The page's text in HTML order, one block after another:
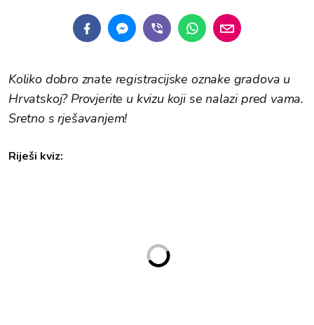
Koliko dobro znate registracijske oznake gradova u
Hrvatskoj? Provjerite u kvizu koji se nalazi pred vama.
Sretno s rješavanjem!
Riješi kviz: